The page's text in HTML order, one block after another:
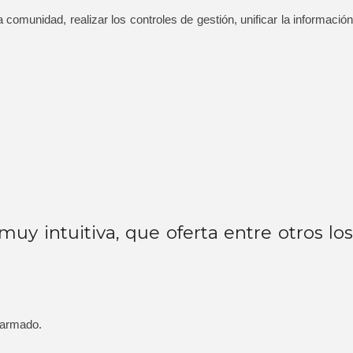
realizar los controles de gestión, unificar la información
intuitiva, que oferta entre otros los